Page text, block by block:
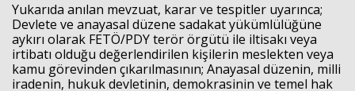
Yukarıda anılan mevzuat, karar ve tespitler uyarınca;
Devlete ve anayasal düzene sadakat yükümlülüğüne
aykırı olarak FETÖ/PDY terör örgütü ile iltisakı veya
irtibatı olduğu değerlendirilen kişilerin meslekten veya
kamu görevinden çıkarılmasının; Anayasal düzenin, milli
iradenin, hukuk devletinin, demokrasinin ve temel hak